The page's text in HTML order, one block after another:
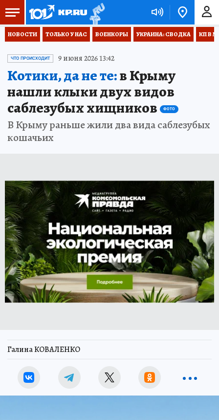
НОВОСТИ ТОЛЬКО У НАС ВОЕНКОРЫ УКРАИНА: СВОДКА КП В
ЧТО ПРОИСХОДИТ 9 июня 2026 13:42
Котики, да не те:в Крыму
нашли клыки двух видов
саблезубых хищников
ФОТО
В Крыму раньше жили два вида саблезубых
кошачьих
Галина КОВАЛЕНКО